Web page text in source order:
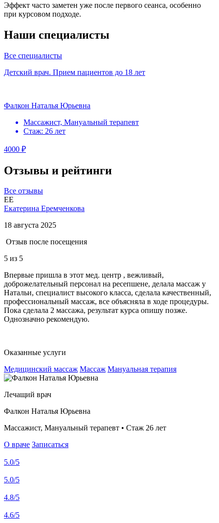
Эффект часто заметен уже после первого сеанса, особенно
при курсовом подходе.
Наши специалисты
Все специалисты
Детский врач. Прием пациентов до 18 лет
Фалкон Наталья Юрьевна
Массажист, Мануальный терапевт
Стаж: 26 лет
4000 ₽
Отзывы и рейтинги
Все отзывы
ЕЕ
Екатерина Еремченкова
18 августа 2025
Отзыв после посещения
5 из 5
Впервые пришла в этот мед. центр , вежливый,
доброжелательный персонал на ресепшене, делала массаж у
Натальи, специалист высокого класса, сделала качественный,
профессиональный массаж, все объясняла в ходе процедуры.
Пока сделала 2 массажа, результат курса опишу позже.
Однозначно рекомендую.
Оказанные услуги
Медицинский массаж Массаж Мануальная терапия
Лечащий врач
Фалкон Наталья Юрьевна
Массажист, Мануальный терапевт • Стаж 26 лет
О враче Записаться
5.0/5
5.0/5
4.8/5
4.6/5